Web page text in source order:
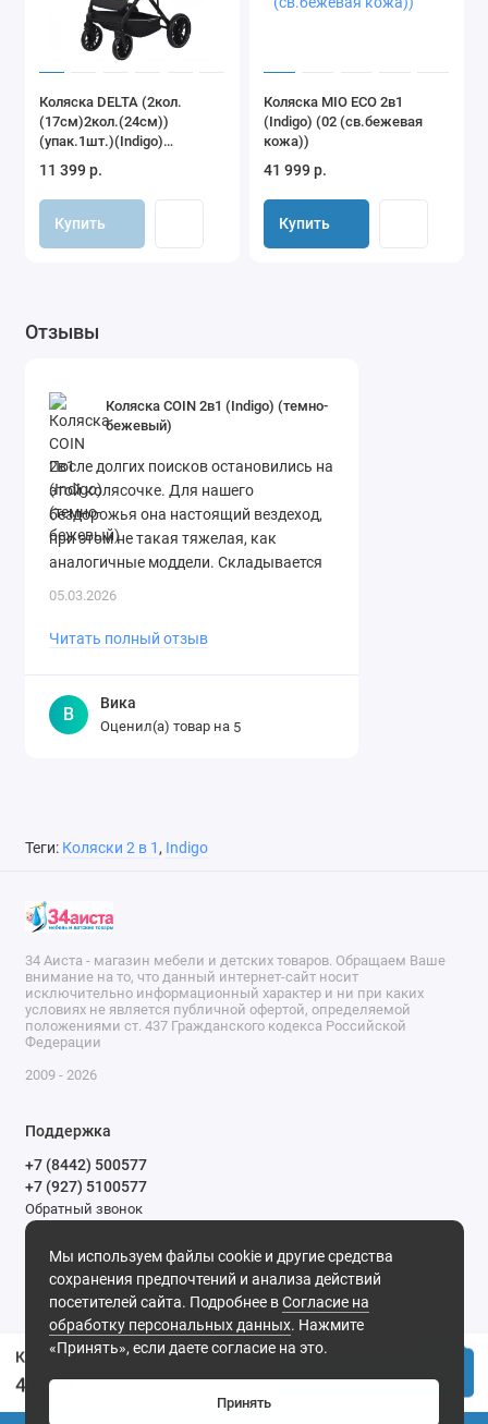
Коляска INDIGO 2в1 (Indigo) (In 02 (св.серый))
41 399 р.
Коляска DELTA (2кол.
(17см)2кол.(24см))
(упак.1шт.)(Indigo)
11 399 р.
Купить
Коляска MIO ECO 2в1
(Indigo) (02 (св.бежевая
кожа))
41 999 р.
Купить
Отзывы
Коляска COIN 2в1 (Indigo) (темно-
бежевый)
После долгих поисков остановились на
этой колясочке. Для нашего
бездорожья она настоящий вездеход,
при этом не такая тяжелая, как
аналогичные моддели. Складывается
05.03.2026
Читать полный отзыв
В
Вика
Оценил(а) товар на 5
Теги: Коляски 2 в 1, Indigo
Мы используем файлы cookie и другие средства
сохранения предпочтений и анализа действий
посетителей сайта. Подробнее вСогласие на
обработку персональных данных. Нажмите
«Принять», если даете согласие на это.
Принять
34 Аиста - магазин мебели и детских товаров. Обращаем Ваше
внимание на то, что данный интернет-сайт носит
исключительно информационный характер и ни при каких
условиях не является публичной офертой, определяемой
положениями ст. 437 Гражданского кодекса Российской
Федерации
2009 - 2026
Поддержка
+7 (8442) 500577
+7 (927) 5100577
Обратный звонок
Мы в сети